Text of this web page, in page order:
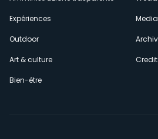
Expériences
Outdoor
Art & culture
Bien-être